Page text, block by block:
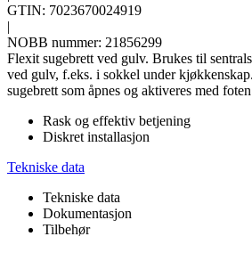
GTIN: 7023670024919
|
NOBB nummer: 21856299
Flexit sugebrett ved gulv. Brukes til
ved gulv, f.eks. i sokkel under
sugebrett som åpnes og aktiveres med
Rask og effektiv betjening
Diskret installasjon
Tekniske data
Tekniske data
Dokumentasjon
Tilbehør